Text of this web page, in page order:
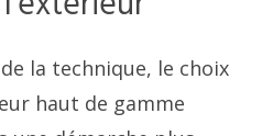
la technique, le choix
haut de gamme